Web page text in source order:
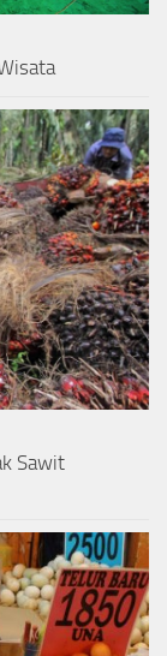
Sawit